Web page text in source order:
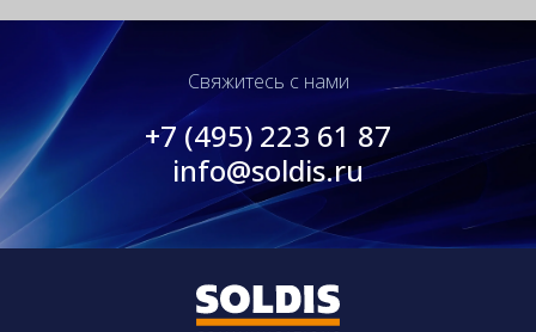
Свяжитесь с нами
+7 (495) 223 61 87
info@soldis.ru